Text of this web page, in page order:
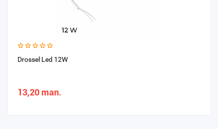
Drossel Led 12W
13,20 man.